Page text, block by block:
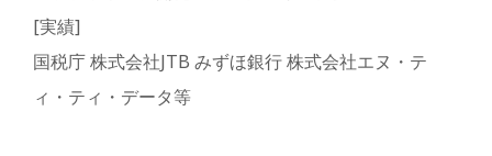
[実績]
国税庁 株式会社JTB みずほ銀行 株式会社エヌ・テ
ィ・ティ・データ等